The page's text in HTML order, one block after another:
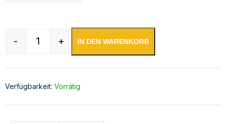
Spülschrank 1800 x 600 x 850 mm 2 Becken
- + IN DEN WARENKORB
Verfügbarkeit: Vorrätig